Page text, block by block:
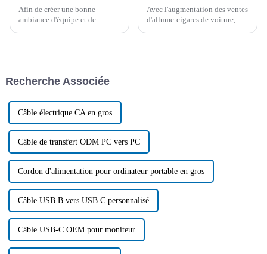
Afin de créer une bonne
ambiance d'équipe et de
juillet 2024.
Avec l'augmentation des ventes
d'allume-cigares de voiture, de
Recherche Associée
Câble électrique CA en gros
Câble de transfert ODM PC vers PC
Cordon d'alimentation pour ordinateur portable en gros
Câble USB B vers USB C personnalisé
Câble USB-C OEM pour moniteur